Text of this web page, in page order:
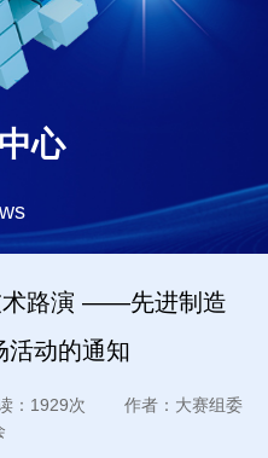
心
术路演 ——先进制造
活动的通知
：1929次 作者：大赛组委